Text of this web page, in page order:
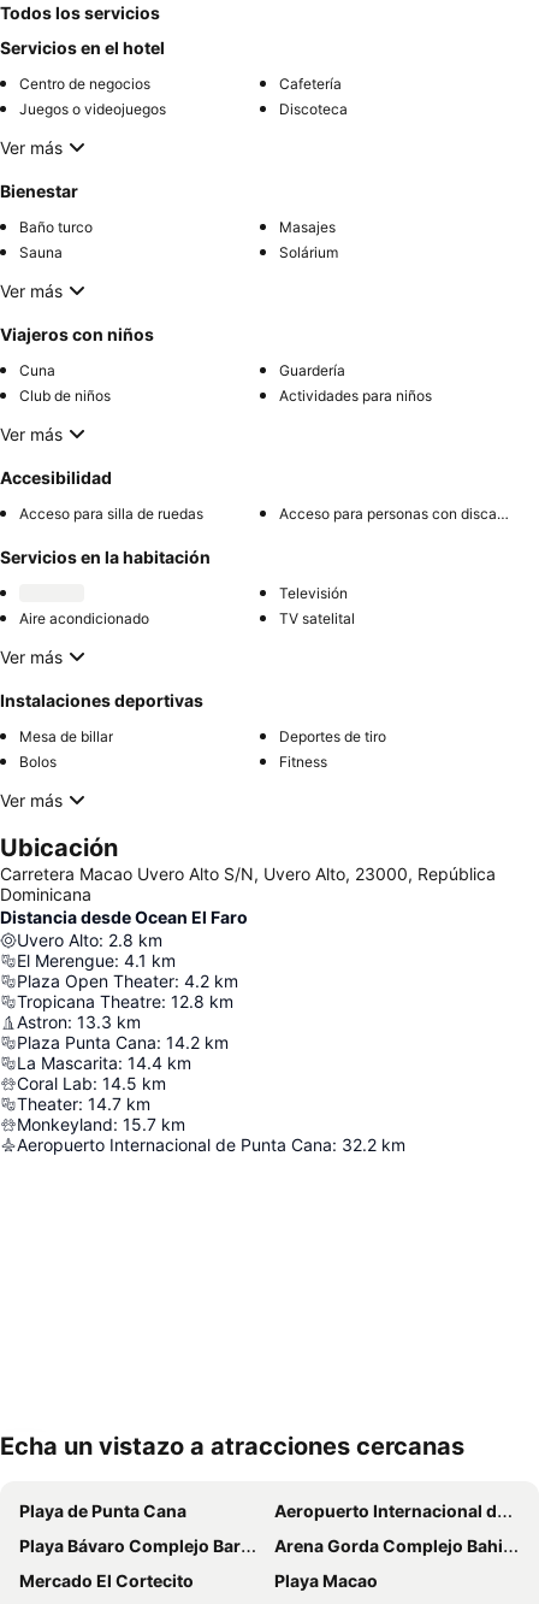
Todos los servicios
Servicios en el hotel
Centro de negocios
Cafetería
Juegos o videojuegos
Discoteca
Ver más
Bienestar
Baño turco
Masajes
Sauna
Solárium
Ver más
Viajeros con niños
Cuna
Guardería
Club de niños
Actividades para niños
Ver más
Accesibilidad
Acceso para silla de ruedas Acceso para personas con discapacidad
Servicios en la habitación
Televisión
Aire acondicionado
TV satelital
Ver más
Instalaciones deportivas
Mesa de billar
Deportes de tiro
Bolos
Fitness
Ver más
Ubicación
Carretera Macao Uvero Alto S/N, Uvero Alto, 23000, República
Dominicana
Distancia desde Ocean El Faro
Uvero Alto: 2.8 km
El Merengue: 4.1 km
Plaza Open Theater: 4.2 km
Tropicana Theatre: 12.8 km
Astron: 13.3 km
Plaza Punta Cana: 14.2 km
La Mascarita: 14.4 km
Coral Lab: 14.5 km
Theater: 14.7 km
Monkeyland: 15.7 km
Aeropuerto Internacional de Punta Cana: 32.2 km
Echa un vistazo a atracciones cercanas
Playa de Punta Cana
Aeropuerto Internacional de Punta Cana
Playa Bávaro Complejo Barceló Bávaro
Arena Gorda Complejo Bahia Principe Bavaro
Mercado El Cortecito
Playa Macao